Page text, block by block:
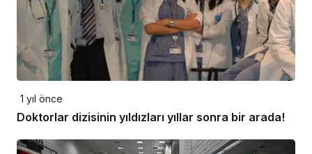
1 yıl önce
Doktorlar dizisinin yıldızları yıllar sonra bir arada!